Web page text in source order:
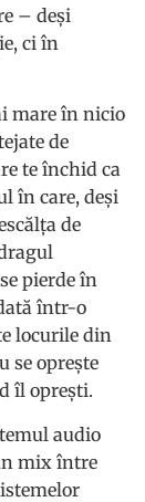
– deși
ci în
mare în nicio
de
te închid ca
în care, deși
de
pierde în
într-o
locurile din
se oprește
îl oprești.
audio
mix între